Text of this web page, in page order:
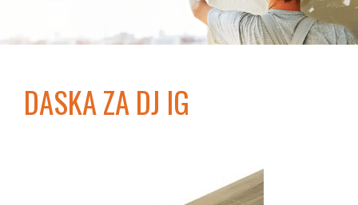
DASKA ZA DJ IG